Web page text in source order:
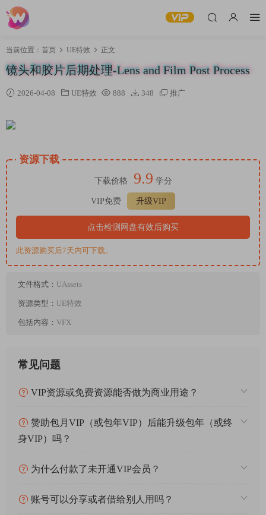
当前位置： 首页 UE特效 正文
镜头和胶片后期处理-Lens and Film Post Process
2026-04-08 UE特效 888 348 推广
资源下载
下载价格 9.9 学分
VIP免费 升级VIP
点击检测网盘有效后购买
此资源购买后7天内可下载。
文件格式： UAssets
资源类型： UE特效
包括内容： VFX
常见问题
VIP资源或免费资源能否做为商业用途？
赞助包月VIP（或包年VIP）后能升级包年（或终
身VIP）吗？
为什么付款了未开通VIP会员？
账号可以分享或者借给别人用吗？